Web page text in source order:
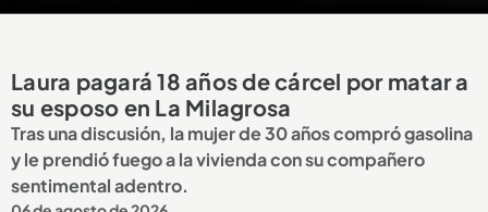
Laura pagará 18 años de cárcel por matar a
su esposo en La Milagrosa
Tras una discusión, la mujer de 30 años compró gasolina
y le prendió fuego a la vivienda con su compañero
sentimental adentro.